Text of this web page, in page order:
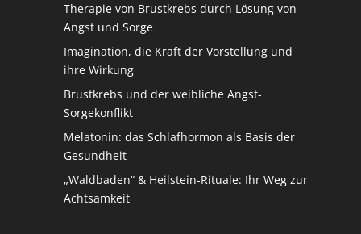
Therapie von Brustkrebs durch Lösung von
Angst und Sorge
Imagination, die Kraft der Vorstellung und
ihre Wirkung
Brustkrebs und der weibliche Angst-
Sorgekonflikt
Melatonin: das Schlafhormon als Basis der
Gesundheit
„Waldbaden“ & Heilstein-Rituale: Ihr Weg zur
Achtsamkeit